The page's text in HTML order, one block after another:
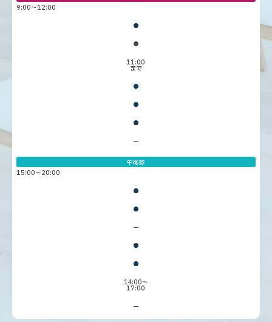
9:00〜12:00
●
●
11:00
まで
●
●
●
ー
午後診
15:00〜20:00
●
●
ー
●
●
14:00～
17:00
ー